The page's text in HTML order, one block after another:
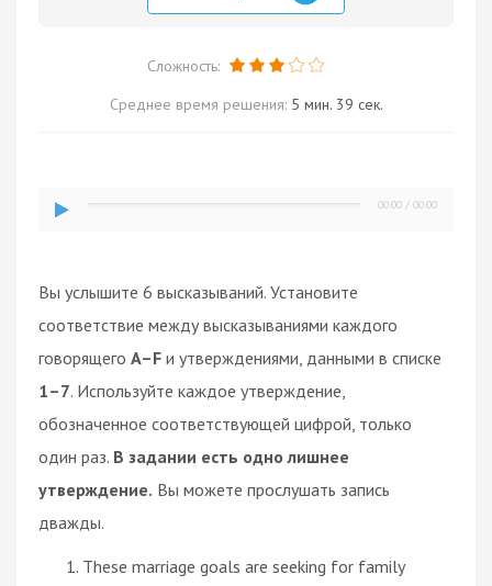
Сложность:
Среднее время решения: 5 мин. 39 сек.
00:00 / 00:00
Вы услышите 6 высказываний. Установите
соответствие между высказываниями каждого
говорящего A–F и утверждениями, данными в списке
1–7. Используйте каждое утверждение,
обозначенное соответствующей цифрой, только
один раз. В задании есть одно лишнее
утверждение. Вы можете прослушать запись
дважды.
These marriage goals are seeking for family